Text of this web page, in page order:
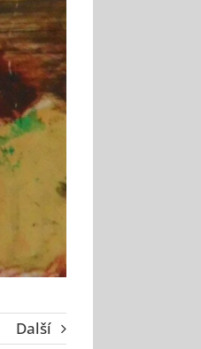
Další